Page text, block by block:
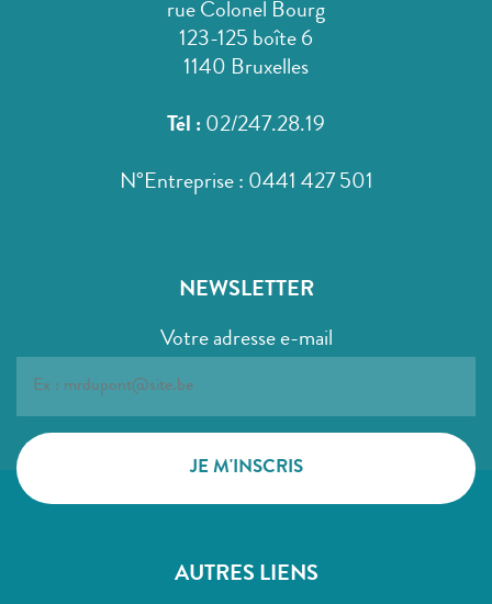
rue Colonel Bourg
123-125 boîte 6
1140 Bruxelles
Tél : 02/247.28.19
N°Entreprise : 0441 427 501
NEWSLETTER
Votre adresse e-mail
AUTRES LIENS